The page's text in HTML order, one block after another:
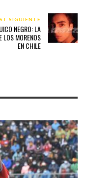
SIGUIENTE
NEGRO: LA
LOS MORENOS
EN CHILE